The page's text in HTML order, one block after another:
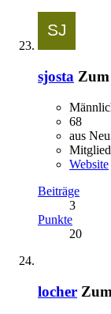
sjosta
68
aus
Website
Beiträge
3
Punkte
20
locher